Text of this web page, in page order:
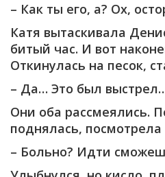
– Как ты его, а? Ох,
Катя вытаскивала
битый час. И вот
Откинулась на песок,
– Да… Это был
Они оба рассмеялись.
поднялась, посмотрела
– Больно? Идти